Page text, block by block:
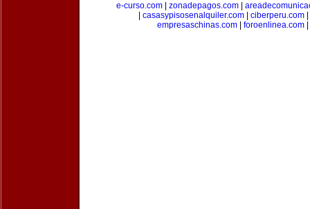
e-curso.com| zonadepagos.com|
casasypisosenalquiler.com ciberperu.com
empresaschinas.com| foroenlinea.com|